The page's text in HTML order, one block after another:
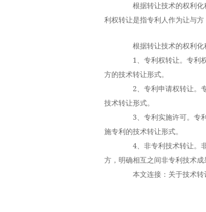
根据转让技术的权利化
利权转让是指专利人作为让与
根据转让技术的权利化
1、专利权转让。专利权
方的技术转让形式。
2、专利申请权转让。专
技术转让形式。
3、专利实施许可。专利
施专利的技术转让形式。
4、非专利技术转让。非
方，明确相互之间非专利技术成
本文连接：关于技术转